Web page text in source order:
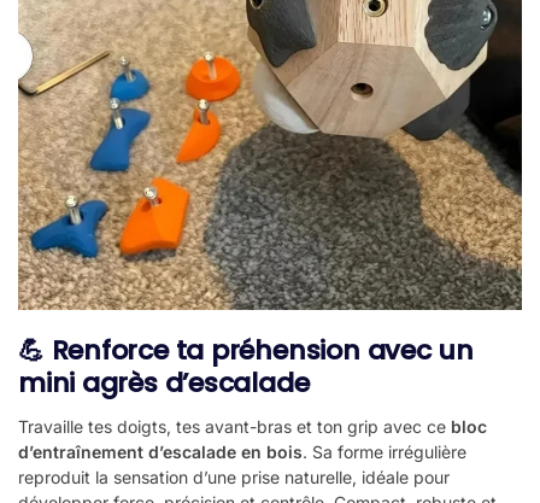
💪 Renforce ta préhension avec un
mini agrès d’escalade
Travaille tes doigts, tes avant-bras et ton grip avec ce bloc
d’entraînement d’escalade en bois. Sa forme irrégulière
reproduit la sensation d’une prise naturelle, idéale pour